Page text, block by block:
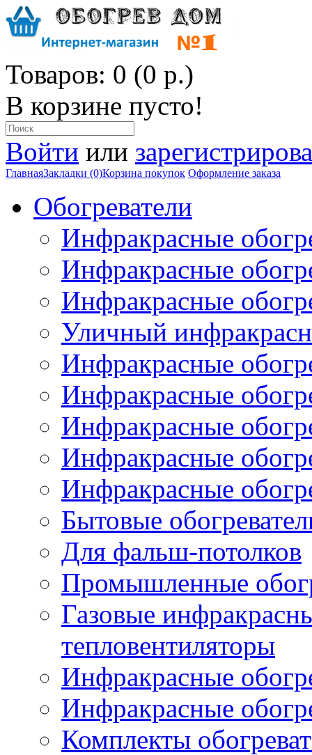
Товаров: 0 (0 р.)
В корзине пусто!
Войти или
ГлавнаяЗакладки (0)Корзина покупок Оформление заказа
Обогреватели
Инфракрасные
Инфракрасные
Инфракрасные
Уличный
Инфракрасные
Инфракрасные
Инфракрасные
Инфракрасные
Инфракрасные
Бытовые
Для фальш-потолков
Промышленные
Газовые
тепловентиляторы
Инфракрасные
Инфракрасные
Комплекты